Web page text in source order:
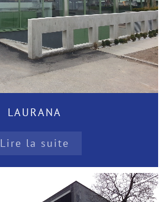
LAURANA
Lire la suite